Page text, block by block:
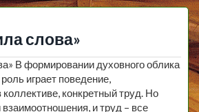
слова»
В формировании духовного облика
играет поведение,
конкретный труд. Но
и труд – все